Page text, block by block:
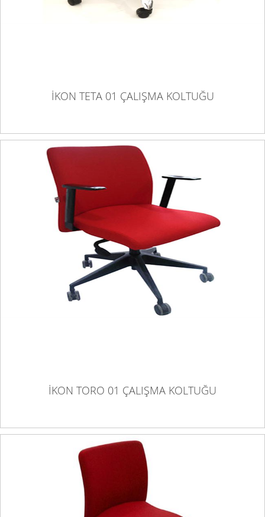
İKON TETA 01 ÇALIŞMA KOLTUĞU
İKON TORO 01 ÇALIŞMA KOLTUĞU
İKON TORO 01 ÇALIŞMA KOLTUĞU